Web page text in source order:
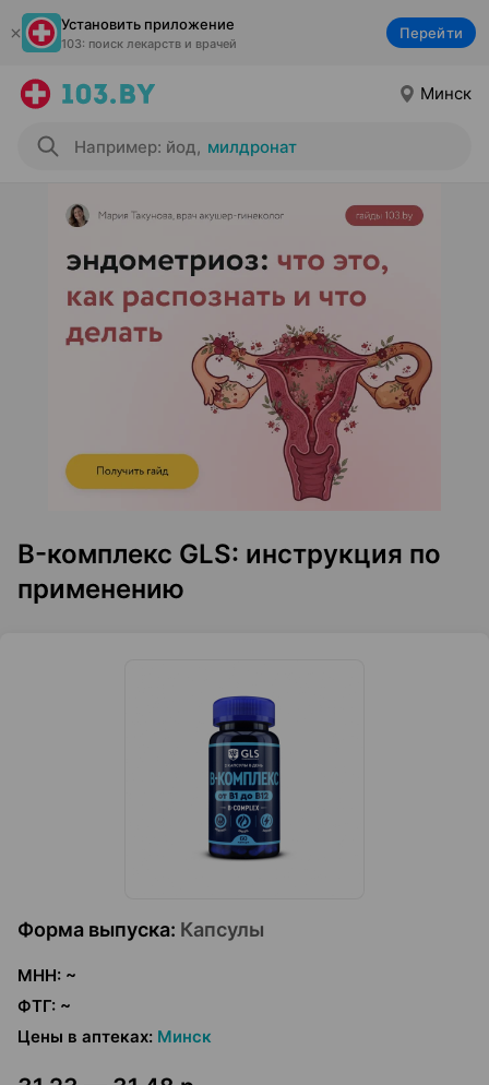
Установить приложение
103: поиск лекарств и врачей
Перейти
Минск
Например: йод, милдронат
B-комплекс GLS: инструкция по
применению
Форма выпуска: Капсулы
МНН: ~
ФТГ: ~
Цены в аптеках: Минск